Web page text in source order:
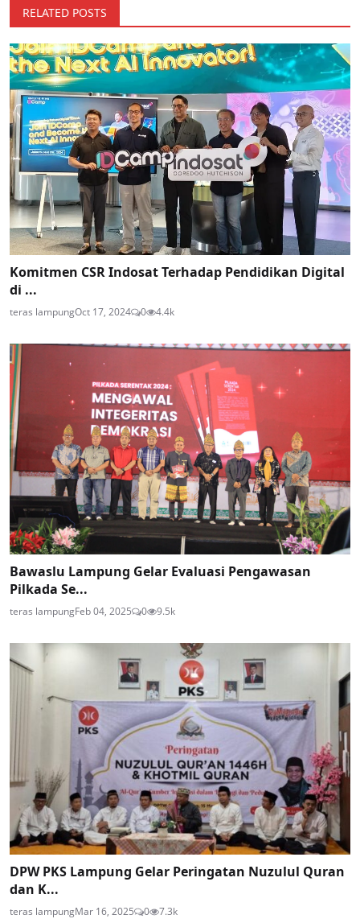
RELATED POSTS
Komitmen CSR Indosat Terhadap Pendidikan Digital
di ...
teras lampungOct 17, 2024 0 4.4k
Bawaslu Lampung Gelar Evaluasi Pengawasan
Pilkada Se...
teras lampungFeb 04, 2025 0 9.5k
DPW PKS Lampung Gelar Peringatan Nuzulul Quran
dan K...
teras lampungMar 16, 2025 0 7.3k